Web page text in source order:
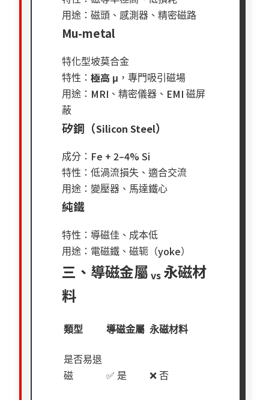
用途：磁頭、感測器、精密磁路
Mu-metal
特化型坡莫合金
特性：極高 μ ，專門吸引磁場
用途： MRI 、精密儀器、 EMI磁屏
蔽
矽鋼（Silicon Steel）
成分： Fe + 2–4% Si
特性：低渦流損失、適合交流
用途：變壓器、馬達鐵心
純鐵
特性：導磁佳、成本低
用途：電磁鐵、磁轭（yoke）
三、導磁金屬 vs 永磁材
料
類型 導磁金屬 永磁材料
是否易退
磁
✅ 是 ❌ 否